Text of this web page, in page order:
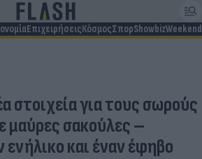
ΕπιχειρήσειςΚόσμοςΣπορShowbizWeekend
στοιχεία για τους σωρούς
μαύρες σακούλες –
και έναν έφηβο